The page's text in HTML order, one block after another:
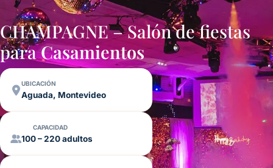
CHAMPAGNE – Salón de fiestas
paraCasamientos
UBICACIÓN
Aguada, Montevideo
CAPACIDAD
100 – 220 adultos